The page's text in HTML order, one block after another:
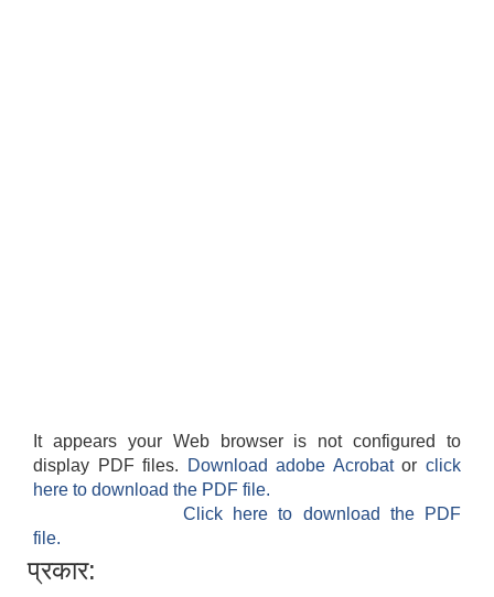
It appears your Web browser is not configured to
display PDF files.
Download adobe Acrobatorclick
here to download the PDF file.
Click here to download the PDF
file.
प्रकार: